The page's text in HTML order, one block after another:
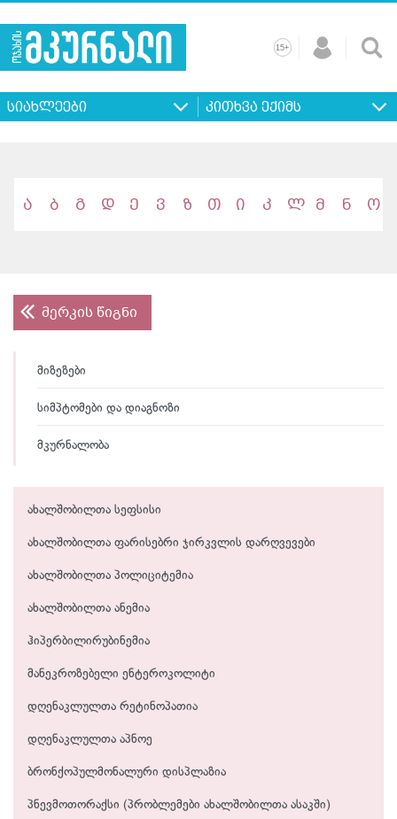
შესახებ ხშირად
კითხვები
15+
სიახლეები კითხვა ექიმს
ა ბ გ დ ე ვ ზ თ ი კ ლ მ ნ ო
მერკის წიგნი
მიზეზები
სიმპტომები და დიაგნოზი
მკურნალობა
ახალშობილთა სეფსისი
ახალშობილთა ფარისებრი ჯირკვლის დარღვევები
ახალშობილთა პოლიციტემია
ახალშობილთა ანემია
ჰიპერბილირუბინემია
მანეკროზებელი ენტეროკოლიტი
დღენაკლულთა რეტინოპათია
დღენაკლულთა აპნოე
ბრონქოპულმონალური დისპლაზია
პნევმოთორაქსი (პრობლემები ახალშობილთა ასაკში)